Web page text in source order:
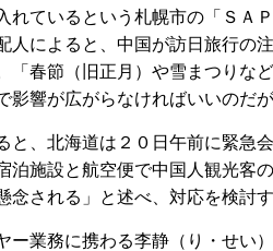
れているという札幌市の「Ｓ
人によると、中国が訪日旅行の
「春節（旧正月）や雪まつりな
影響が広がらなければいいのだが
と、北海道は２０日午前に緊急
泊施設と航空便で中国人観光客
念される」と述べ、対応を検討
ー業務に携わる李静（り・せい